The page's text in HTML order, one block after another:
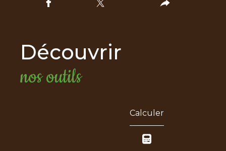
découvrir
nos outils
Calculer